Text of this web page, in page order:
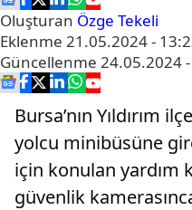
Oluşturan Özge Tekeli
Eklenme 21.05.2024 -
Güncellenme 24.05.2024
Bursa’nın Yıldırım
yolcu minibüsüne
için konulan yardım
güvenlik